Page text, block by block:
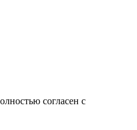
согласен с